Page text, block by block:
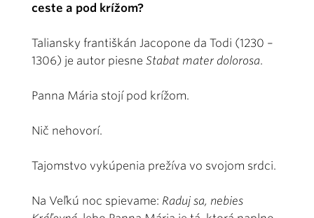
ceste a pod krížom?
Taliansky františkán Jacopone da Todi (1230 –
1306) je autor piesne Stabat mater dolorosa.
Panna Mária stojí pod krížom.
Nič nehovorí.
Tajomstvo vykúpenia prežíva vo svojom srdci.
Na Veľkú noc spievame: Raduj sa, nebies